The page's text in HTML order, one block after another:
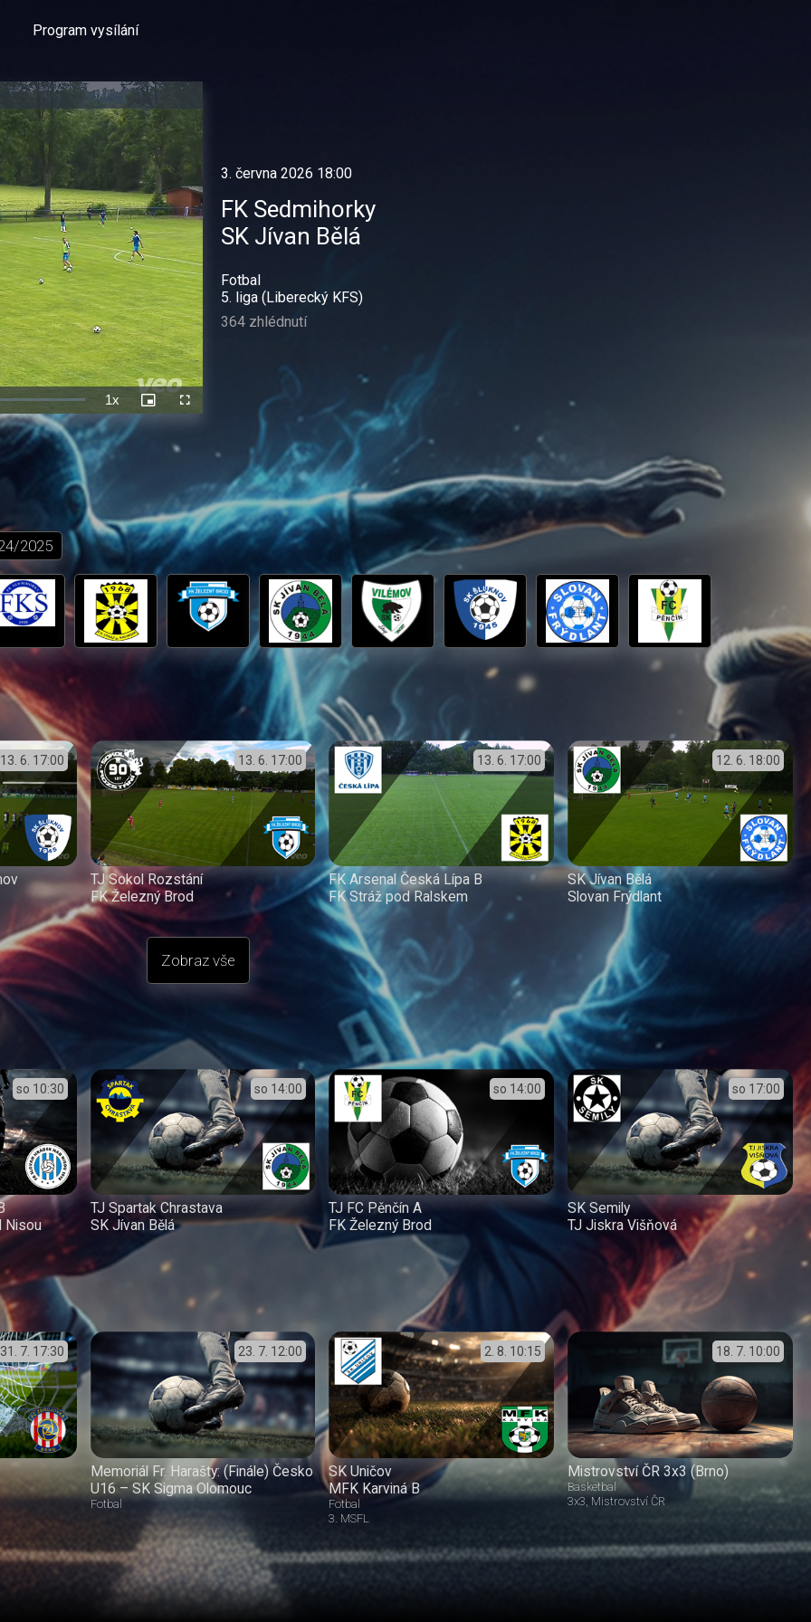
Program vysílání
1xRychlost
přehrávání
Picture-
in-
Celá
obrazovka
3. června 2026 18:00
FK Sedmihorky
SK Jívan Bělá
Fotbal
5. liga (Liberecký KFS)
364 zhlédnutí
2025
13. 6. 17:00 13. 6. 17:00
TJ Sokol Rozstání
FK Železný Brod
13. 6. 17:00
FK Arsenal Česká Lípa B
FK Stráž pod Ralskem
12. 6. 18:00
SK Jívan Bělá
Slovan Frýdlant
Zobraz vše
so 10:30
Nisou
so 14:00
TJ Spartak Chrastava
SK Jívan Bělá
so 14:00
TJ FC Pěnčín A
FK Železný Brod
so 17:00
SK Semily
TJ Jiskra Višňová
31. 7. 17:30 23. 7. 12:00
Memoriál Fr. Harašty: (Finále) Česko
U16 – SK Sigma Olomouc
Fotbal
2. 8. 10:15
SK Uničov
MFK Karviná B
Fotbal
3. MSFL
18. 7. 10:00
Mistrovství ČR 3x3 (Brno)
Basketbal
3x3 Mistrovství ČR